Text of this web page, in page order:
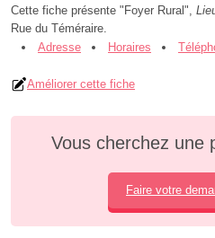
Cette fiche présente "Foyer Rural",
Rue du Téméraire.
Adresse
Horaires
Améliorer cette fiche
Vous cherchez une
Faire votre